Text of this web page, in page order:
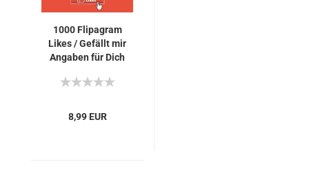
1000 Fli­pa­gram
Likes / Ge­fällt mir
An­ga­ben für Dich
8,99 EUR